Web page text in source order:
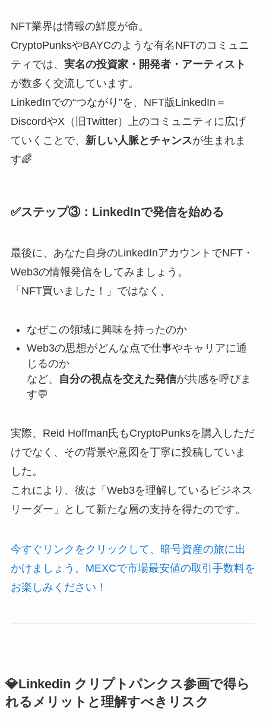
NFT業界は情報の鮮度が命。
CryptoPunksやBAYCのような有名NFTのコミュニ
ティでは、 実名の投資家・開発者・アーティスト
が数多く交流しています。
LinkedInでの“つながり”を、NFT版LinkedIn＝
DiscordやX（旧Twitter）上のコミュニティに広げ
ていくことで、 新しい人脈とチャンスが生まれま
す🌈
✅ステップ③：LinkedInで発信を始める
最後に、あなた自身のLinkedInアカウントでNFT・
Web3の情報発信をしてみましょう。
「NFT買いました！」ではなく、
なぜこの領域に興味を持ったのか
Web3の思想がどんな点で仕事やキャリアに通
じるのか
など、
自分の視点を交えた発信が共感を呼びま
す💬
実際、Reid Hoffman氏もCryptoPunksを購入しただ
けでなく、その背景や意図を丁寧に投稿していま
した。
これにより、彼は「Web3を理解しているビジネス
リーダー」として新たな層の支持を得たのです。
今すぐリンクをクリックして、暗号資産の旅に出
かけましょう。MEXCで市場最安値の取引手数料を
お楽しみください！
💎Linkedin クリプトパンクス参画で得ら
れるメリットと理解すべきリスク